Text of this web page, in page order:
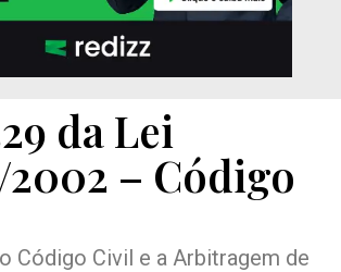
da Lei
2002 – Código
Código Civil e a Arbitragem de